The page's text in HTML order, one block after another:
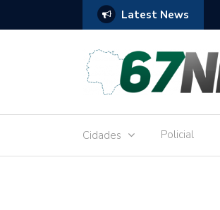
Latest News
réu por receber Pix de editora que desviou
Cidades Policial